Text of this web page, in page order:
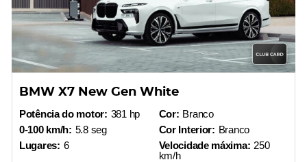
BMW X7 New Gen White
Potência do motor: 381 hp
0-100 km/h: 5.8 seg
Lugares: 6
Cor: Branco
Cor Interior: Branco
Velocidade máxima: 250
km/h